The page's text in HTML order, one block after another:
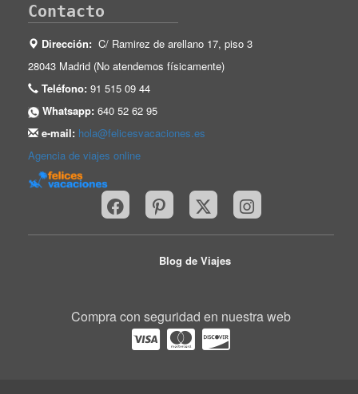
Contacto
Dirección: C/ Ramirez de arellano 17, piso 3
28043 Madrid (No atendemos físicamente)
Teléfono: 91 515 09 44
Whatsapp: 640 52 62 95
e-mail: hola@felicesvacaciones.es
Agencia de viajes online
Blog de Viajes
Compra con seguridad en nuestra web